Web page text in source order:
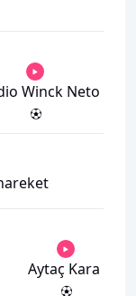
Winck Neto
Aytaç Kara